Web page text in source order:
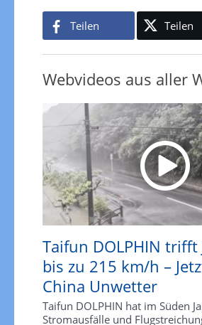
Teilen Teilen
Webvideos aus aller
Taifun DOLPHIN trifft
bis zu 215 km/h –
China Unwetter
Taifun DOLPHIN hat im Süden
Stromausfälle und